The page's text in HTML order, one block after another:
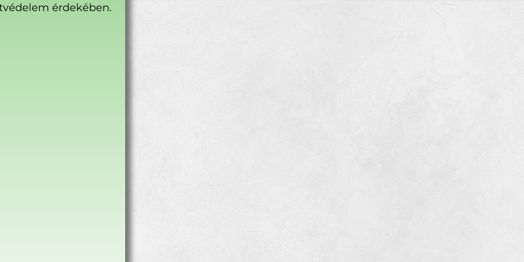
érdekében.